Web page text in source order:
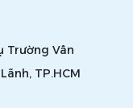
Trường Vân
TP.HCM